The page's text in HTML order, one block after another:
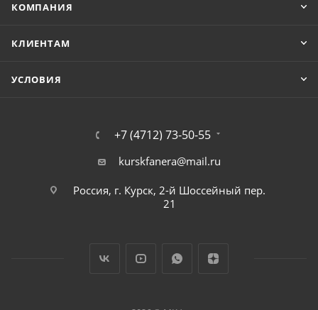
КОМПАНИЯ
КЛИЕНТАМ
УСЛОВИЯ
+7 (4712) 73-50-55
kurskfanera@mail.ru
Россия, г. Курск, 2-й Шоссейный пер.
21